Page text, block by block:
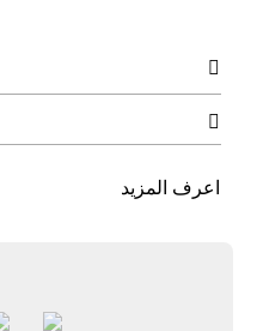


اعرف المزيد